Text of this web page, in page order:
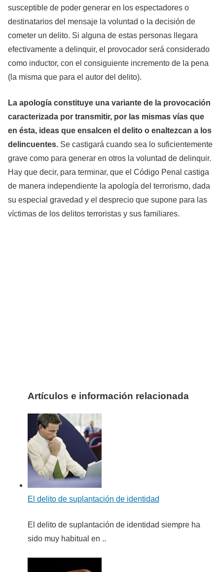
susceptible de poder generar en los espectadores o
destinatarios del mensaje la voluntad o la decisión de
cometer un delito. Si alguna de estas personas llegara
efectivamente a delinquir, el provocador será considerado
como inductor, con el consiguiente incremento de la pena
(la misma que para el autor del delito).
La apología constituye una variante de la provocación
caracterizada por transmitir, por las mismas vías que
en ésta, ideas que ensalcen el delito o enaltezcan a los
delincuentes. Se castigará cuando sea lo suficientemente
grave como para generar en otros la voluntad de delinquir.
Hay que decir, para terminar, que el Código Penal castiga
de manera independiente la apología del terrorismo, dada
su especial gravedad y el desprecio que supone para las
víctimas de los delitos terroristas y sus familiares.
Artículos e información relacionada
El delito de suplantación de identidad
El delito de suplantación de identidad siempre ha
sido muy habitual en ..